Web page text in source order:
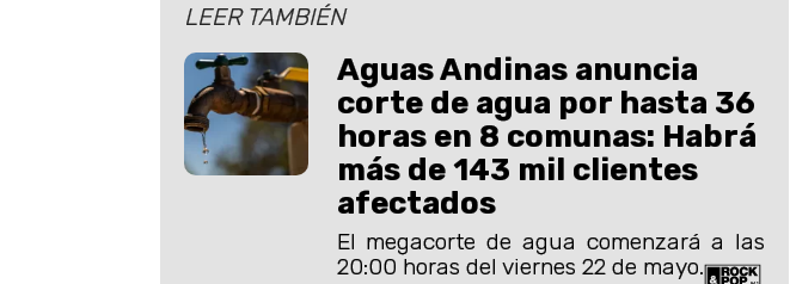
LEER TAMBIÉN
Aguas Andinas anuncia
corte de agua por hasta 36
horas en 8 comunas: Habrá
más de 143 mil clientes
afectados
El megacorte de agua comenzará a las
20:00 horas del viernes 22 de mayo.